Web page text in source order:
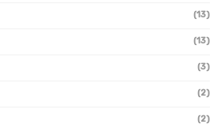
(13)
(13)
(3)
(2)
(2)